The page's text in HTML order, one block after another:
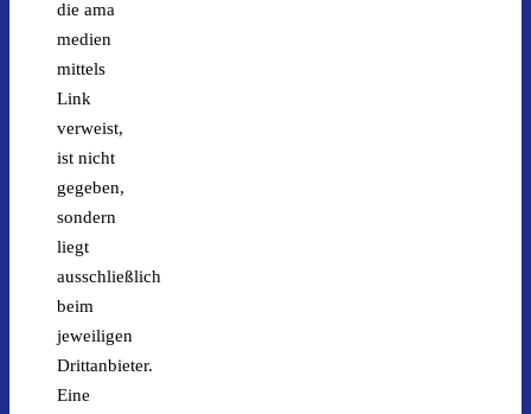
die ama
medien
mittels
Link
verweist,
ist nicht
gegeben,
sondern
liegt
ausschließlich
beim
jeweiligen
Drittanbieter.
Eine